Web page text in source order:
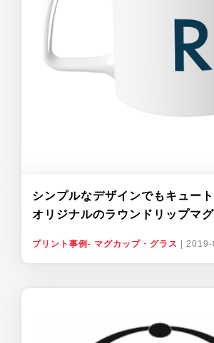
シンプルなデザインでもキュー
オリジナルのラウンドリップマ
プリント事例- マグカップ・グラス 2019-